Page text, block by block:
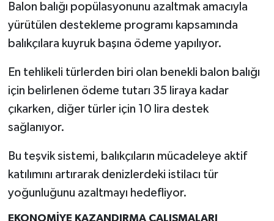
Balon balığı popülasyonunu azaltmak amacıyla
yürütülen destekleme programı kapsamında
balıkçılara kuyruk başına ödeme yapılıyor.
En tehlikeli türlerden biri olan benekli balon balığı
için belirlenen ödeme tutarı 35 liraya kadar
çıkarken, diğer türler için 10 lira destek
sağlanıyor.
Bu teşvik sistemi, balıkçıların mücadeleye aktif
katılımını artırarak denizlerdeki istilacı tür
yoğunluğunu azaltmayı hedefliyor.
EKONOMİYE KAZANDIRMA ÇALIŞMALARI
Yaşam
Yemek Tarifleri